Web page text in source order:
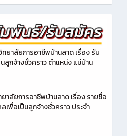
ยาลัยการอาชีพบ้านลาด เรื่อง รับ
กจ้างชั่วคราว ตำแหน่ง แม่บ้าน
าลัยการอาชีพบ้านลาด เรื่อง รายชื่อ
พื่อเป็นลูกจ้างชั่วคราว ประจำ